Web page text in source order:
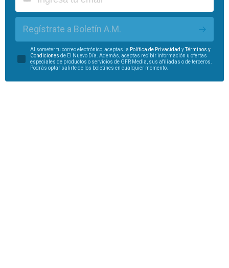
Regístrate a Boletín A.M.
Al someter tu correo electrónico, aceptas la Política de Privacidad yTérminos y
Condiciones de El Nuevo Día. Además, aceptas recibir información u ofertas
especiales de productos o servicios de GFR Media, sus afiliadas o de terceros.
Podrás optar salirte de los boletines en cualquier momento.